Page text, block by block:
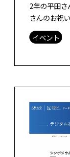
2年の平田
さんのお祝
たですが、
ょう！とい
イベント